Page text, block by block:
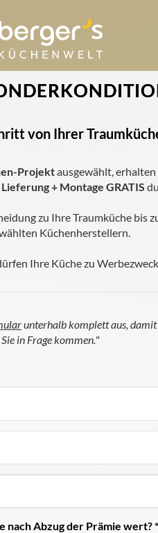
von Ihrer
Projektausgewählt, erhalten
Lieferung + Montage GRATIS
zu Ihre Traumküche bis
Küchenherstellern.
Ihre Küche zu
unterhalb komplett aus,
Sie in Frage kommen. "
Abzug der Prämie wert? *